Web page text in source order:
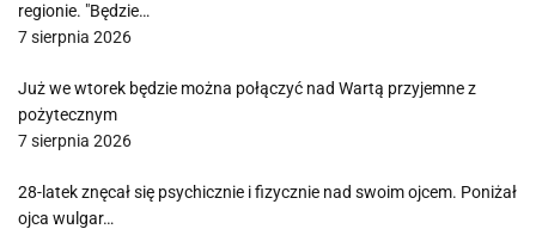
regionie. "Będzie…
7 sierpnia 2026
Już we wtorek będzie można połączyć nad Wartą przyjemne z
pożytecznym
7 sierpnia 2026
28-latek znęcał się psychicznie i fizycznie nad swoim ojcem. Poniżał
ojca wulgar…